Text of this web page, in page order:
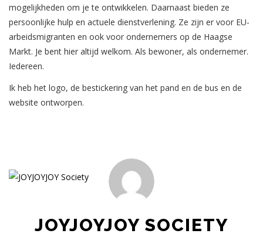
mogelijkheden om je te ontwikkelen. Daarnaast bieden ze
persoonlijke hulp en actuele dienstverlening. Ze zijn er voor EU-
arbeidsmigranten en ook voor ondernemers op de Haagse
Markt. Je bent hier altijd welkom. Als bewoner, als ondernemer.
Iedereen.
Ik heb het logo, de bestickering van het pand en de bus en de
website ontworpen.
JOYJOYJOY SOCIETY